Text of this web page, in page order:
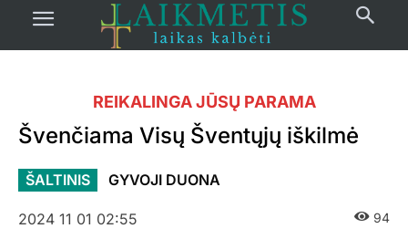
REIKALINGA JŪSŲ PARAMA
Švenčiama Visų Šventųjų iškilmė
ŠALTINIS GYVOJI DUONA
2024 11 01 02:55 94